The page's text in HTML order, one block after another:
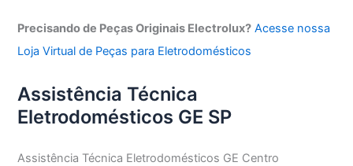
Precisando de Peças Originais Electrolux? Acesse nossa
Loja Virtual de Peças para Eletrodomésticos
Assistência Técnica
Eletrodomésticos GE SP
Assistência Técnica Eletrodomésticos GE Centro